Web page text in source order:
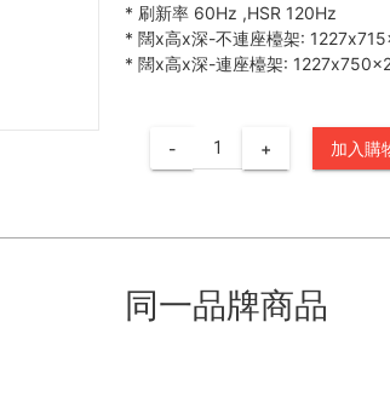
* 刷新率 60Hz ,HSR 120Hz
* 闊x高x深-不連座檯架:
* 闊x高x深-連座檯架:
- + 加入購
同一品牌商品